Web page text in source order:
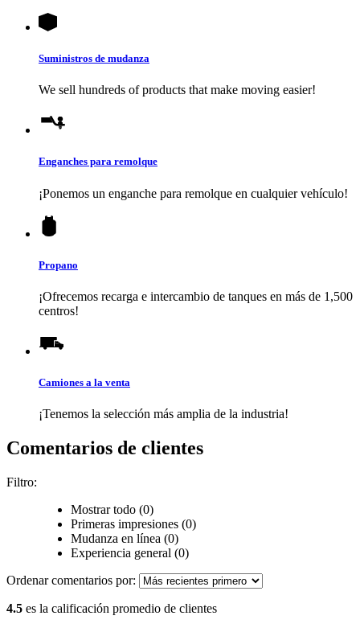
Suministros de mudanza
We sell hundreds of products that make moving easier!
Enganches para remolque
¡Ponemos un enganche para remolque en cualquier vehículo!
Propano
¡Ofrecemos recarga e intercambio de tanques en más de 1,500
centros!
Camiones a la venta
¡Tenemos la selección más amplia de la industria!
Comentarios de clientes
Filtro:
Mostrar todo (0)
Primeras impresiones (0)
Mudanza en línea (0)
Experiencia general (0)
Ordenar comentarios por:
4.5 es la calificación promedio de clientes